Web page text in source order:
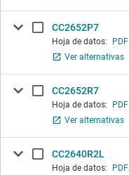
CC2652P7
Hoja de datos: PDF
Ver alternativas
CC2652R7
Hoja de datos: PDF
Ver alternativas
CC2640R2L
Hoja de datos: PDF